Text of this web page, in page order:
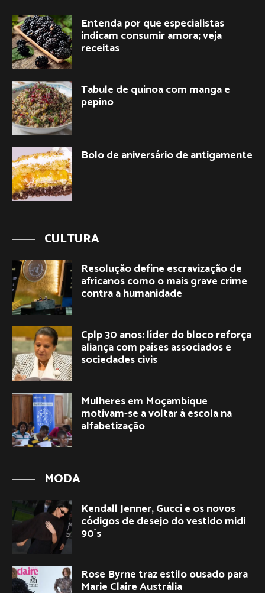
Entenda por que especialistas
indicam consumir amora; veja
receitas
Tabule de quinoa com manga e
pepino
Bolo de aniversário de antigamente
CULTURA
Resolução define escravização de
africanos como o mais grave crime
contra a humanidade
Cplp 30 anos: líder do bloco reforça
aliança com países associados e
sociedades civis
Mulheres em Moçambique
motivam-se a voltar à escola na
alfabetização
MODA
Kendall Jenner, Gucci e os novos
códigos de desejo do vestido midi
90´s
Rose Byrne traz estilo ousado para
Marie Claire Austrália